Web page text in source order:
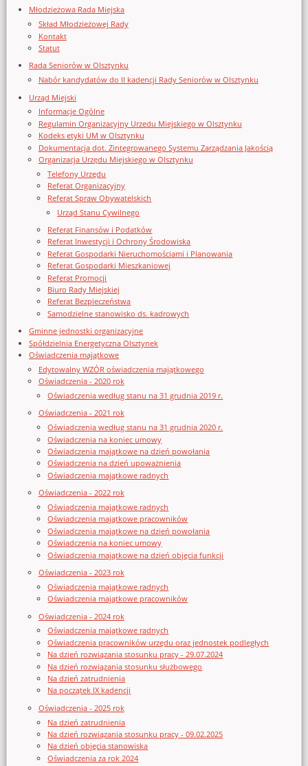
Młodzieżowa Rada Miejska
Skład Młodzieżowej Rady
Kontakt
Statut
Rada Seniorów w Olsztynku
Nabór kandydatów do II kadencji Rady Seniorów w Olsztynku
Urząd Miejski
Informacje Ogólne
Regulamin Organizacyjny Urzedu Miejskiego w Olsztynku
Kodeks etyki UM w Olsztynku
Dokumentacja dot. Zintegrowanego Systemu Zarządzania Jakością
Organizacja Urzędu Miejskiego w Olsztynku
Telefony Urzędu
Referat Organizacyjny
Referat Spraw Obywatelskich
Urząd Stanu Cywilnego
Referat Finansów i Podatków
Referat Inwestycji i Ochrony Środowiska
Referat Gospodarki Nieruchomościami i Planowania
Referat Gospodarki Mieszkaniowej
Referat Promocji
Biuro Rady Miejskiej
Referat Bezpieczeństwa
Samodzielne stanowisko ds. kadrowych
Gminne jednostki organizacyjne
Spółdzielnia Energetyczna Olsztynek
Oświadczenia majątkowe
Edytowalny WZÓR oświadczenia majątkowego
Oświadczenia - 2020 rok
Oświadczenia według stanu na 31 grudnia 2019 r.
Oświadczenia - 2021 rok
Oświadczenia według stanu na 31 grudnia 2020 r.
Oświadczenia na koniec umowy
Oświadczenia majątkowe na dzień powołania
Oświadczenia na dzień upoważnienia
Oświadczenia majątkowe radnych
Oświadczenia - 2022 rok
Oświadczenia majątkowe radnych
Oświadczenia majątkowe pracowników
Oświadczenia majątkowe na dzień powołania
Oświadczenia na koniec umowy
Oświadczenia majątkowe na dzień objęcia funkcji
Oświadczenia - 2023 rok
Oświadczenia majątkowe radnych
Oświadczenia majątkowe pracowników
Oświadczenia - 2024 rok
Oświadczenia majątkowe radnych
Oświadczenia pracowników urzędu oraz jednostek podległych
Na dzień rozwiązania stosunku pracy - 29.07.2024
Na dzień rozwiązania stosunku służbowego
Na dzień zatrudnienia
Na początek IX kadencji
Oświadczenia - 2025 rok
Na dzień zatrudnienia
Na dzień rozwiązania stosunku pracy - 09.02.2025
Na dzień objęcia stanowiska
Oświadczenia za rok 2024